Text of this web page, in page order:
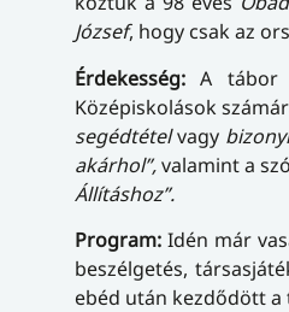
József, hogy csak az
Érdekesség: A tábor
Középiskolások
segédtételvagy
akárhol”,valamint a
Állításhoz”.
Program: Idén már
beszélgetés,
ebéd után kezdődött